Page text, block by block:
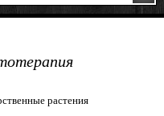
растения